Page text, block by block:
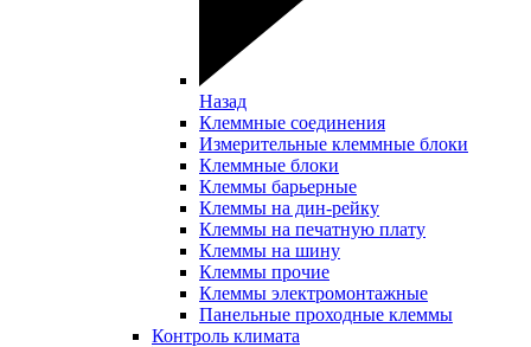
Назад
Клеммные соединения
Измерительные клеммные блоки
Клеммные блоки
Клеммы барьерные
Клеммы на дин-рейку
Клеммы на печатную плату
Клеммы на шину
Клеммы прочие
Клеммы электромонтажные
Панельные проходные клеммы
Контроль климата